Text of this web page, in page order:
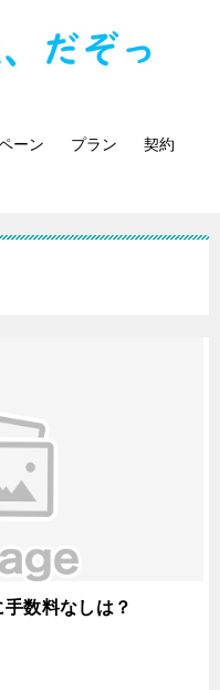
ーン プラン 契約
数料なしは？